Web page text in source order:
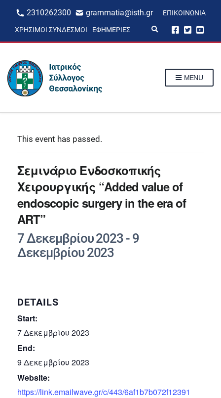
2310262300 grammatia@isth.gr ΕΠΙΚΟΙΝΩΝΊΑ
ΧΡΉΣΙΜΟΙ ΣΎΝΔΕΣΜΟΙ ΕΦΗΜΕΡΊΕΣ
p
MENU
This event has passed.
Σεμινάριο Ενδοσκοπικής
Χειρουργικής “Added value of
endoscopic surgery in the era of
ART”
7 Δεκεμβρίου 2023 - 9
Δεκεμβρίου 2023
DETAILS
Start:
7 Δεκεμβρίου 2023
End:
9 Δεκεμβρίου 2023
Website:
https://link.emailwave.gr/c/443/6af1b7b072f12391